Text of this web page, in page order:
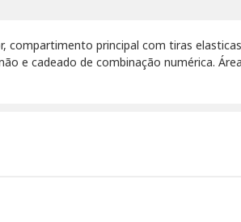
compartimento principal com tiras elasticas
e cadeado de combinação numérica. Área